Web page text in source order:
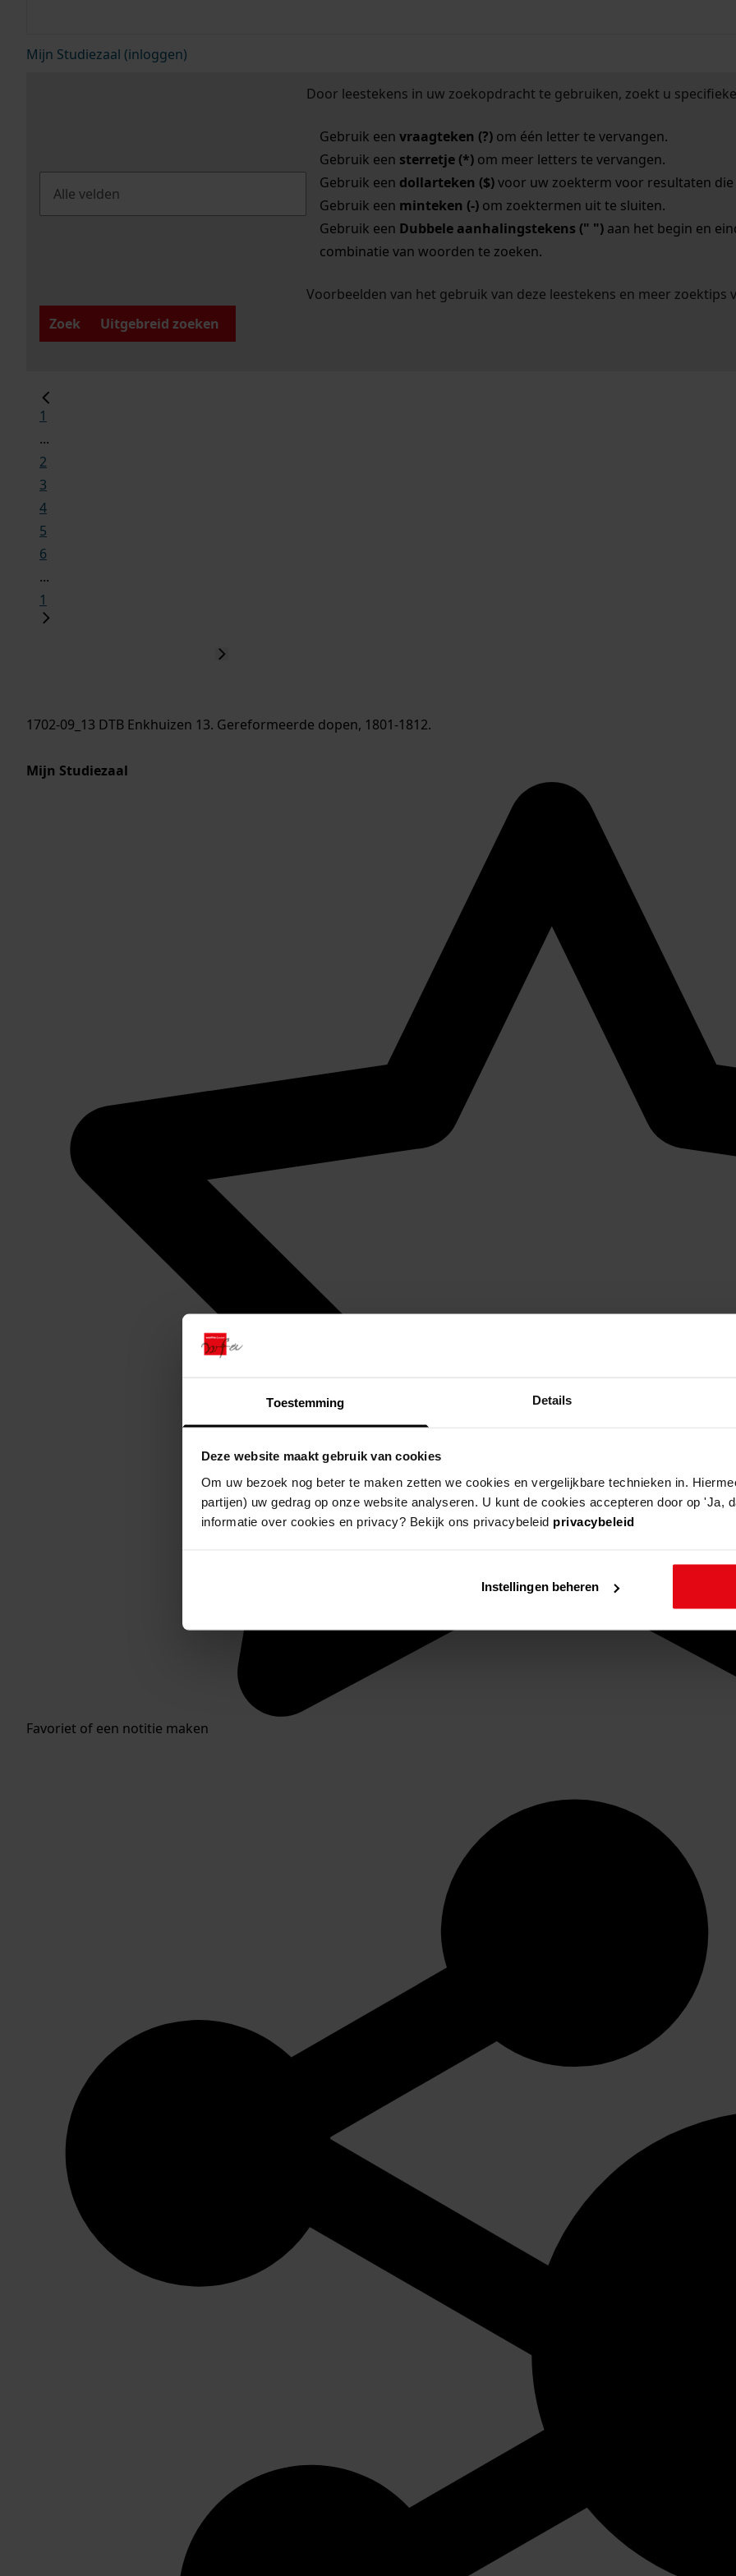
Toestemming Details
Deze website maakt gebruik van cookies
Om uw bezoek nog beter te maken zetten we cookies en vergelijkbare technieken in.
partijen) uw gedrag op onze website analyseren. U kunt de cookies accepteren door op 'Ja,
informatie over cookies en privacy? Bekijk ons privacybeleid privacybeleid
Instellingen beheren
Mijn Studiezaal (inloggen)
Door leestekens in uw zoekopdracht te gebruiken, zoekt u
Gebruik een vraagteken (?)om één letter te vervangen.
Gebruik een sterretje (*)om meer letters te vervangen.
Gebruik een dollarteken ($)voor uw zoekterm voor resultaten die
Gebruik een minteken (-)om zoektermen uit te sluiten.
Gebruik een Dubbele aanhalingstekens (" ")aan het begin en
combinatie van woorden te zoeken.
Voorbeelden van het gebruik van deze leestekens en meer zoektips
Zoek
Uitgebreid zoeken
1
...
2
3
4
5
6
...
1
1702-09_13 DTB Enkhuizen 13. Gereformeerde dopen, 1801-1812.
Mijn Studiezaal
Favoriet of een notitie maken